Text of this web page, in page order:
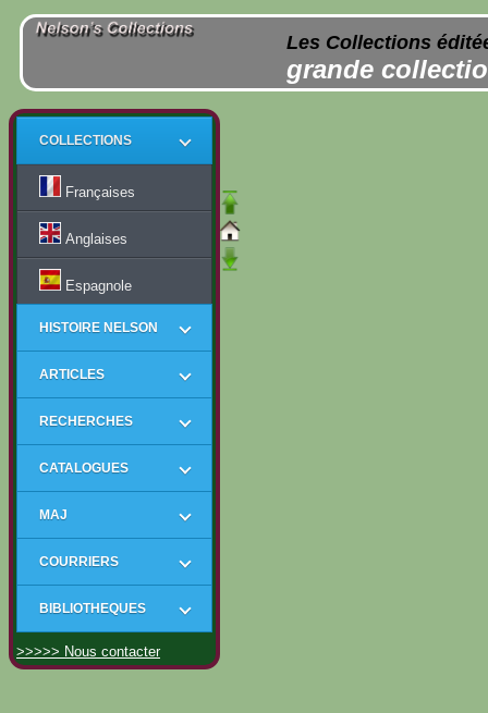
Les Collections
grande
COLLECTIONS
Françaises
Anglaises
Espagnole
HISTOIRE NELSON
ARTICLES
RECHERCHES
CATALOGUES
MAJ
COURRIERS
BIBLIOTHEQUES
>>>>> Nous contacter